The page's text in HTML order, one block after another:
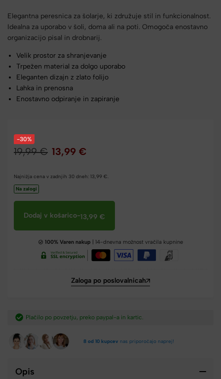
Elegantna peresnica za šolarje, ki združuje stil in funkcionalnost.
Idealna za uporabo v šoli, doma ali na poti. Omogoča enostavno
organizacijo pisal in drobnarij.
Velik prostor za shranjevanje
Trpežen material za dolgo uporabo
Eleganten dizajn z zlato folijo
Lahka in prenosna
Enostavno odpiranje in zapiranje
-30%
19,99€ 13,99 €
Najnižja cena v zadnjih 30 dneh: 13,99 €
Na zalogi
Dodaj v košarico-13,99 €
100% Varen nakup | 14-dnevna možnost vračila kupnine
Zaloga po poslovalnicah
Plačilo po povzetju, preko paypal-a in kartic.​
8 od 10 kupcev nas priporočajo naprej!
Opis